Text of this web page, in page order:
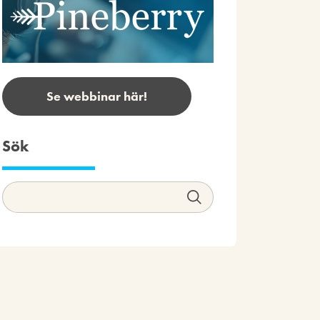
Se webbinar här!
Sök